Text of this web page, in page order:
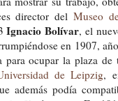
director delMuseo
Ignacio Bolívar, el
en 1907,
para ocupar la plaza
de Leipzig,
además podía